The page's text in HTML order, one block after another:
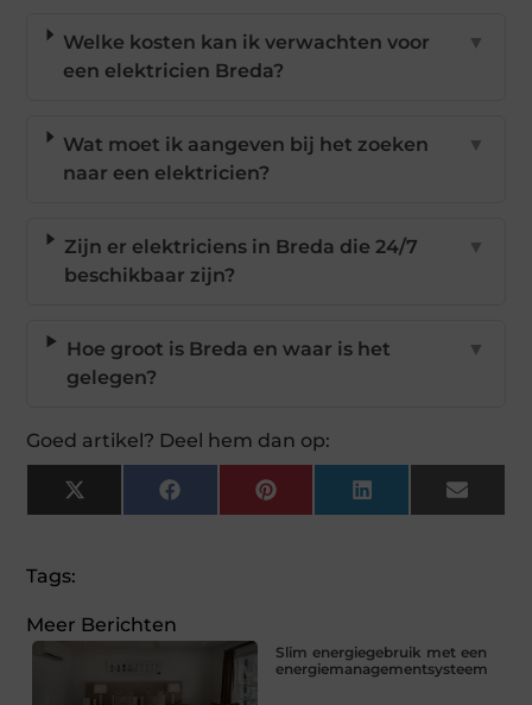
Welke kosten kan ik verwachten voor
een elektricien Breda?
▼
Wat moet ik aangeven bij het zoeken
naar een elektricien?
▼
Zijn er elektriciens in Breda die 24/7
beschikbaar zijn?
▼
Hoe groot is Breda en waar is het
gelegen?
▼
Goed artikel? Deel hem dan op:
X
(Twitter)
FacebookPinterestLinkedIn Email
Tags:
Meer Berichten
Slim energiegebruik met een
energiemanagementsysteem